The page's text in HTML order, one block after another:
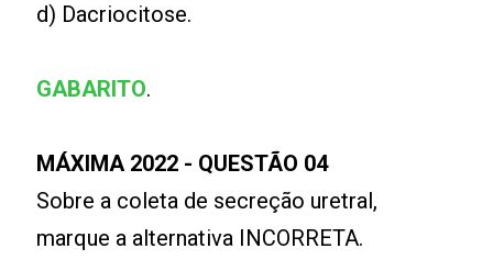
d) Dacriocitose.
GABARITO.
MÁXIMA 2022 - QUESTÃO 04
Sobre a coleta de secreção uretral,
marque a alternativa INCORRETA.